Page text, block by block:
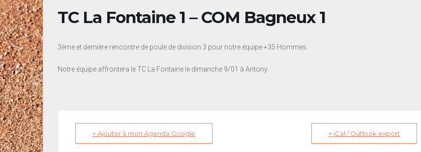
TC La Fontaine 1 – COM Bagneux 1
3ème et dernière rencontre de poule de division 3 pour notre équipe +35 Hommes.
Notre équipe affrontera le TC La Fontaine le dimanche 9/01 à Antony.
+ Ajouter à mon Agenda Google + iCal / Outlook export